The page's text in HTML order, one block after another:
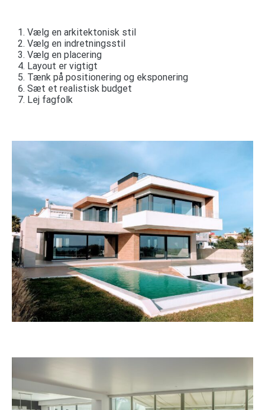
Vælg en arkitektonisk stil
Vælg en indretningsstil
Vælg en placering
Layout er vigtigt
Tænk på positionering og eksponering
Sæt et realistisk budget
Lej fagfolk